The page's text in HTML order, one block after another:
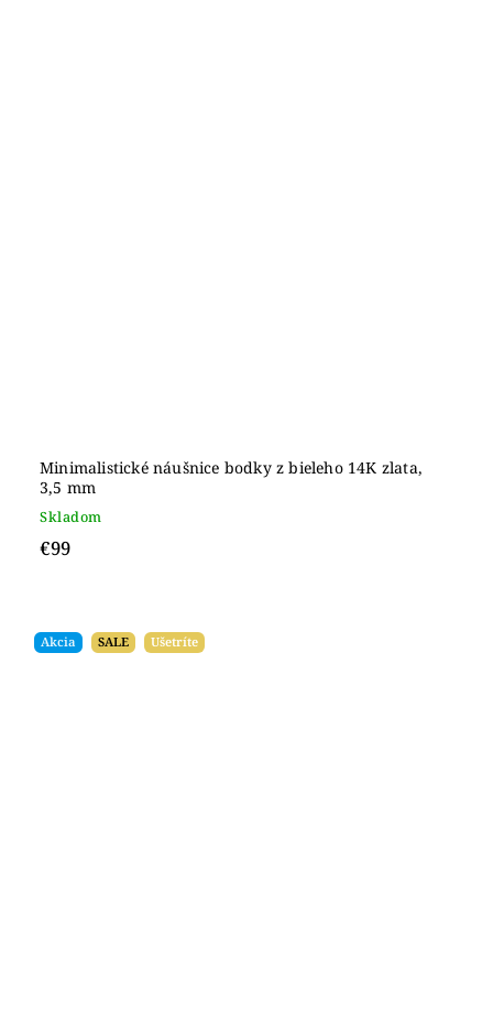
Minimalistické náušnice bodky z bieleho 14K zlata,
3,5 mm
Skladom
€99
Akcia SALE Ušetríte